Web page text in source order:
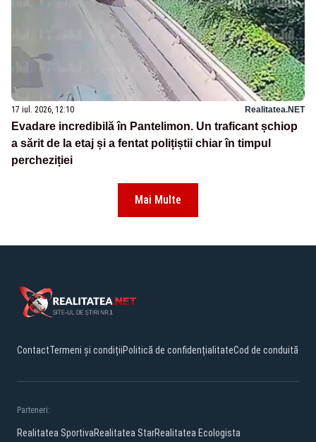
17 iul. 2026, 12:10 Realitatea.NET
Evadare incredibilă în Pantelimon. Un traficant șchiop
a sărit de la etaj și a fentat polițiștii chiar în timpul
percheziției
Mai Multe
ContactTermeni și condițiiPolitică de confidențialitateCod de conduită
Parteneri:
Realitatea SportivaRealitatea StarRealitatea Ecologista